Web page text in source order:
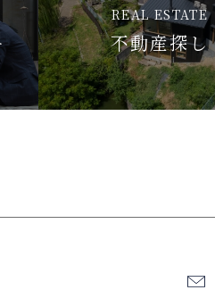
REAL ESTATE
不動産探し